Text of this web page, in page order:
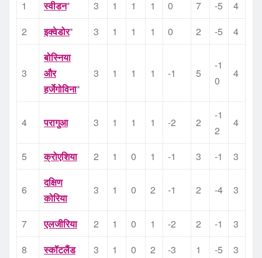
1 स्वीडन* 3 1 1 1 0 7 -5
4
2
इक्वेडोर* 3 1 1 1 0 2 -5 4
3
बोस्निया
और
हर्जेगोविना*
3 1 1 1 -1 5
-1
0
4
4 परागुआ 3 1 1 1 -2 2
-1
2
4
5 क्रोएशिया 2 1 0 1 -1 3 -1 3
6
दक्षिण
कोरिया
3 1 0 2 -1 2 -4 3
7 एलजीरिया 2 1 0 1 -2 2 -1
3
8
स्कॉटलैंड 3 1 0 2 -3 1 -5
3